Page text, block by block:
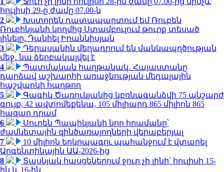
հուլիսի 29-ը ժամը 07.00-ն
2
Խստորեն դատապարտում եմ Ռուբեն
Ռուբինյանի կողմից Ստամբուլում թուրք տեսած
լինելը. Դանիել Իոաննիսյան
3
Դերասանին մեղադրում են մանկապղծության
մեջ․ նա ձերբակալվել է
4
Պատմական հաղթանակ․ Հայաստանը
դարձավ աշխարհի առաջնության մեդալային
հաշվարկի հաղթող
5
Գագիկ Ծառուկյանից կբռնագանձվի 75 անշարժ
գույք, 42 ավտոմեքենա, 105 միլիարդ 865 միլիոն 865
հազար դրամ
6
Սուրեն Պապիկյանի նոր հրամանը՝
ժամկետային զինծառայողների վերաբերյալ
7
10 միլիոն երկրպագու պահանջում է վտարել
Արգենտինային ԱԱ-2026-ից
8
Տասնյակ հասցեներում ջուր չի լինի՝ հուլիսի 15-
ին և 16-ին